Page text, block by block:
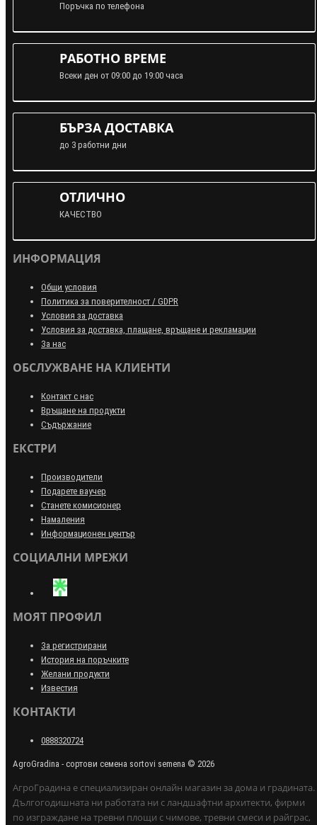
Поръчка по телефона
РАБОТНО ВРЕМЕ
Всеки ден от 09:00 до 19:00 часа
БЪРЗА ДОСТАВКА
до 3 работни дни
ОТЛИЧНО
КАЧЕСТВО
ИНФОРМАЦИЯ
Общи условия
Политика за поверителност / GDPR
Условия за доставка
Условия за доставка, плащане, връщане и рекламации
За нас
ОБСЛУЖВАНЕ НА КЛИЕНТИ
Контакт с нас
Връщане на продукти
Съдържание
ЕКСТРИ
Производители
Подарете ваучер
Станете комисионер
Намаления
Информационен център
СОЦИАЛНИ МРЕЖИ
МОЯТ ПРОФИЛ
За регистрирани
История на поръчките
Желани продукти
Известия
КОНТАКТИ
0888320724
AgroGradina - сортови семена sortovi semena © 2026
АгроГрадина е специализиран онлайн магазин за дома и градината.
Дългогодишната ни работата ни с ландшафтни архитекти, фирми
по изграждане на тревни площи с чимове, тревни смеси и райграс,